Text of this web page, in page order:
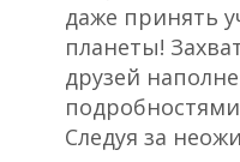
даже принять
планеты!
друзей
Следуя за